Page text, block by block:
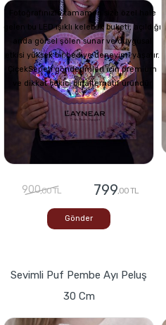
Fotoğrafınızla tamamen size özel hale
gelen bu LED ışıklı kelebek buketi, açıldığı
anda görsel şölen sunar ve duygusal
etkisi yüksek bir hediye deneyimi yaşatır.
ÇiçekSepeti gönderimleri için premium
ve dikkat çekici bir alternatif üründür
900,00 TL 799,00 TL
Gönder
Sevimli Puf Pembe Ayı Peluş
30 Cm